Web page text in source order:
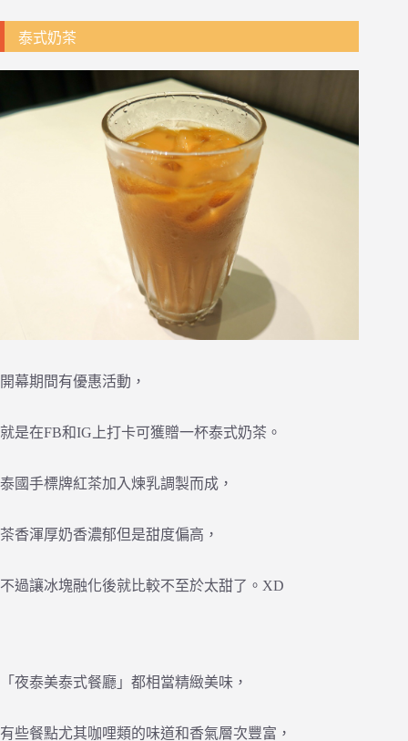
泰式奶茶
開幕期間有優惠活動，
就是在FB和IG上打卡可獲贈一杯泰式奶茶。
泰國手標牌紅茶加入煉乳調製而成，
茶香渾厚奶香濃郁但是甜度偏高，
不過讓冰塊融化後就比較不至於太甜了。XD
「夜泰美泰式餐廳」都相當精緻美味，
有些餐點尤其咖哩類的味道和香氣層次豐富，